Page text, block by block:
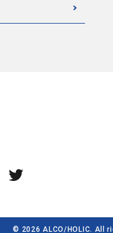
© 2026 ALCO/HOLIC. All